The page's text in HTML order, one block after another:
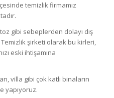
temizlik firmamız
gibi sebeplerden dolayı dış
şirketi olarak bu kirleri,
eski ihtişamına
villa gibi çok katlı binaların
yapıyoruz.